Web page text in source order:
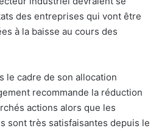
des entreprises qui vont être
à la baisse au cours des
le cadre de son allocation
recommande la réduction
actions alors que les
sont très satisfaisantes depuis le